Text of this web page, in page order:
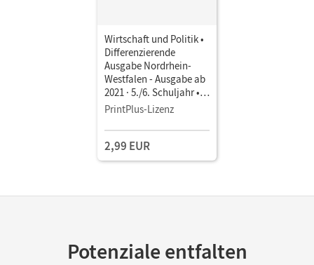
Wirtschaft und Politik •
Differenzierende
Ausgabe Nordrhein-
Westfalen - Ausgabe ab
2021 · 5./6. Schuljahr •
Schulbuch als E-Book
PrintPlus-Lizenz
2,99 EUR
Potenziale entfalten